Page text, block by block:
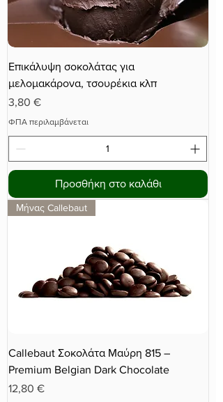
Επικάλυψη σοκολάτας για
μελομακάρονα, τσουρέκια κλπ
Τιμή
3,80 €
ΦΠΑ περιλαμβάνεται
Προσθήκη στο καλάθι
Μήνας Callebaut
Callebaut Σοκολάτα Μαύρη 815 –
Premium Belgian Dark Chocolate
Τιμή
12,80 €